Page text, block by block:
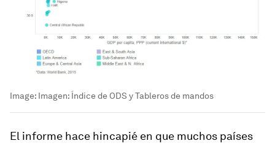
Image: Imagen: Índice de ODS y Tableros de mandos
El informe hace hincapié en que muchos países